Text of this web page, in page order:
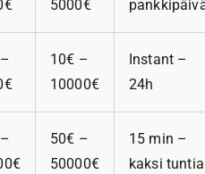
5000€
10€ –
10000€
Instant –
24h
50€ –
50000€
15 min –
kaksi tuntia